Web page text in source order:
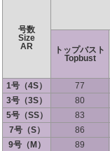
号数
Size
AR
トップバスト
Topbust
1号（4S）
77
3号（3S）
80
5号（SS）
83
7号（S）
86
9号（M）
89